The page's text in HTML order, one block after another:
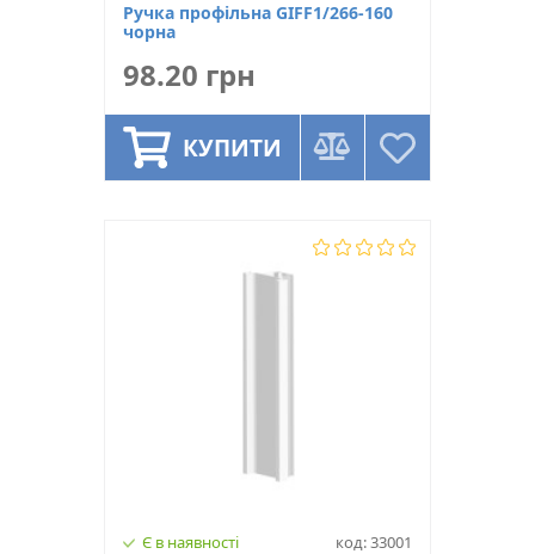
Ручка профільна GIFF1/266-160
чорна
98.20 грн
КУПИТИ
Є в наявності код: 33001